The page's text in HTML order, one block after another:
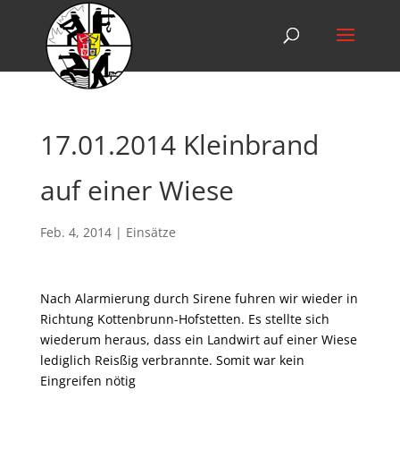
17.01.2014 Kleinbrand
auf einer Wiese
Feb. 4, 2014| Einsätze
Nach Alarmierung durch Sirene fuhren wir wieder in
Richtung Kottenbrunn-Hofstetten. Es stellte sich
wiederum heraus, dass ein Landwirt auf einer Wiese
lediglich Reisßig verbrannte. Somit war kein
Eingreifen nötig